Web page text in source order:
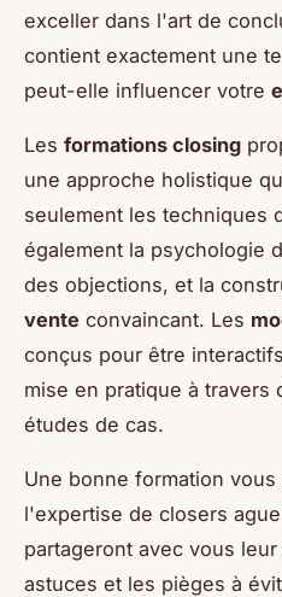
exceller dans l'art de
contient exactement une
peut-elle influencer votre
Les formations closing
une approche holistique
seulement les techniques
également la psychologie
des objections, et la
vente convaincant. Les
conçus pour être
mise en pratique à travers
études de cas.
Une bonne formation
l'expertise de closers
partageront avec vous
astuces et les pièges à